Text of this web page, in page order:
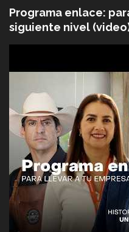
Programa enlace:
siguiente nivel